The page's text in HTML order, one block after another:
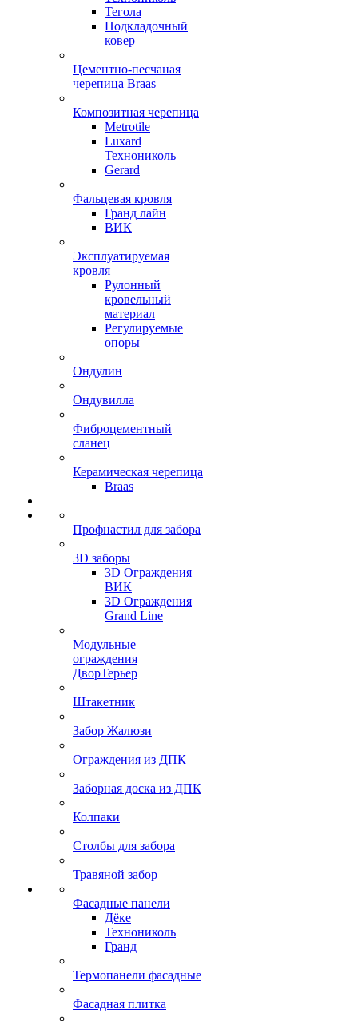
Тегола
Подкладочный
ковер
Цементно-песчаная
черепица Braas
Композитная черепица
Metrotile
Luxard
Технониколь
Gerard
Фальцевая кровля
Гранд лайн
ВИК
Эксплуатируемая
кровля
Рулонный
кровельный
материал
Регулируемые
опоры
Ондулин
Ондувилла
Фиброцементный
сланец
Керамическая черепица
Braas
Профнастил для забора
3D заборы
3D Ограждения
ВИК
3D Ограждения
Grand Line
Модульные
ограждения
ДворТерьер
Штакетник
Забор Жалюзи
Ограждения из ДПК
Заборная доска из ДПК
Колпаки
Столбы для забора
Травяной забор
Фасадные панели
Дёке
Технониколь
Гранд
Термопанели фасадные
Фасадная плитка